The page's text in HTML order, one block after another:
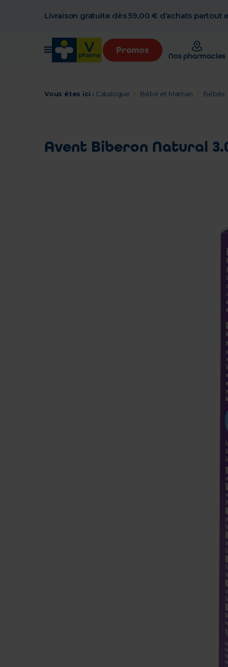
Livraison gratuite dès 59,00 € d’achats partout
Promos
Nos pharmacies
Vous êtes ici : Catalogue Bébé et Maman Bébés
Avent Biberon Natural